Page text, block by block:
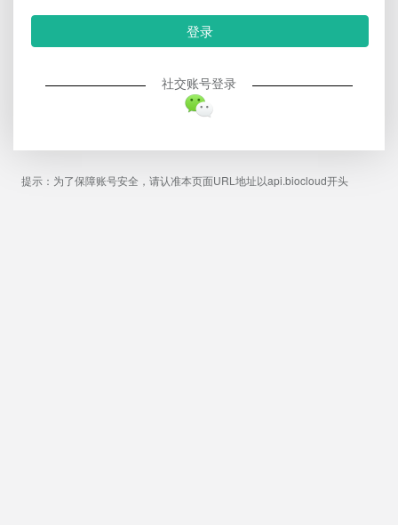
登录
社交账号登录
提示：为了保障账号安全，请认准本页面URL地址以api.biocloud开头